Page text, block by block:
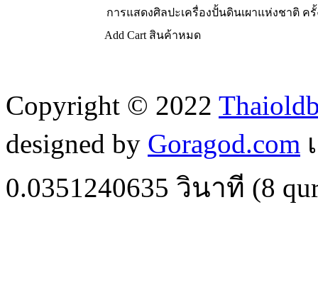
การแสดงศิลปะเครื่องปั้นดินเผาแห่งชาติ ค
Add Cart สินค้าหมด
Copyright © 2022
designed by Goragod.com
0.0351240635 วินาที (8